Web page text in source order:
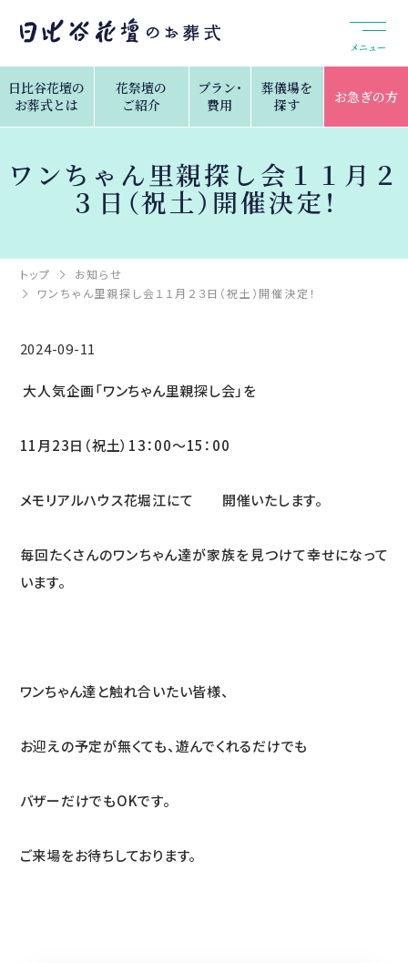
メニュー
日比谷花壇の
お葬式とは
花祭壇の
ご紹介
プラン・
費用
葬儀場を
探す
お急ぎの方
ワンちゃん里親探し会１１月２
３日（祝土）開催決定！
トップ
お知らせ
ワンちゃん里親探し会１１月２３日（祝土）開催決定！
2024-09-11
大人気企画「ワンちゃん里親探し会」を
11月23日（祝土）13：00～15：00
メモリアルハウス花堀江にて 開催いたします。
毎回たくさんのワンちゃん達が家族を見つけて幸せになって
います。
ワンちゃん達と触れ合いたい皆様、
お迎えの予定が無くても、遊んでくれるだけでも
バザーだけでもOKです。
ご来場をお待ちしております。